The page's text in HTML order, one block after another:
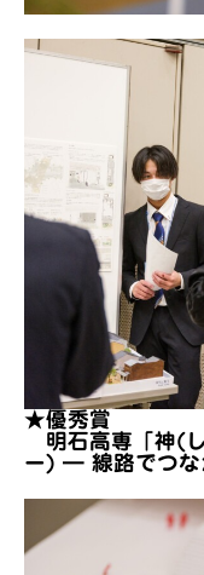
★優秀賞
明石高専「神(
ー) ― 線路でつな